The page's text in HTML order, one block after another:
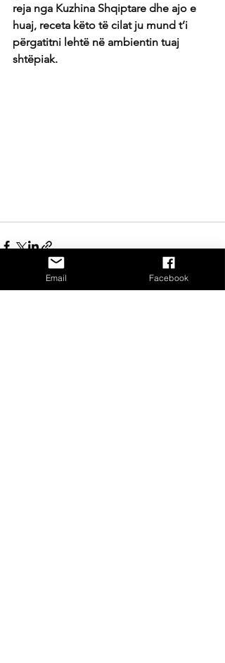
reja nga Kuzhina Shqiptare dhe ajo e
huaj, receta këto të cilat ju mund t’i
përgatitni lehtë në ambientin tuaj
shtëpiak.
Email Facebook